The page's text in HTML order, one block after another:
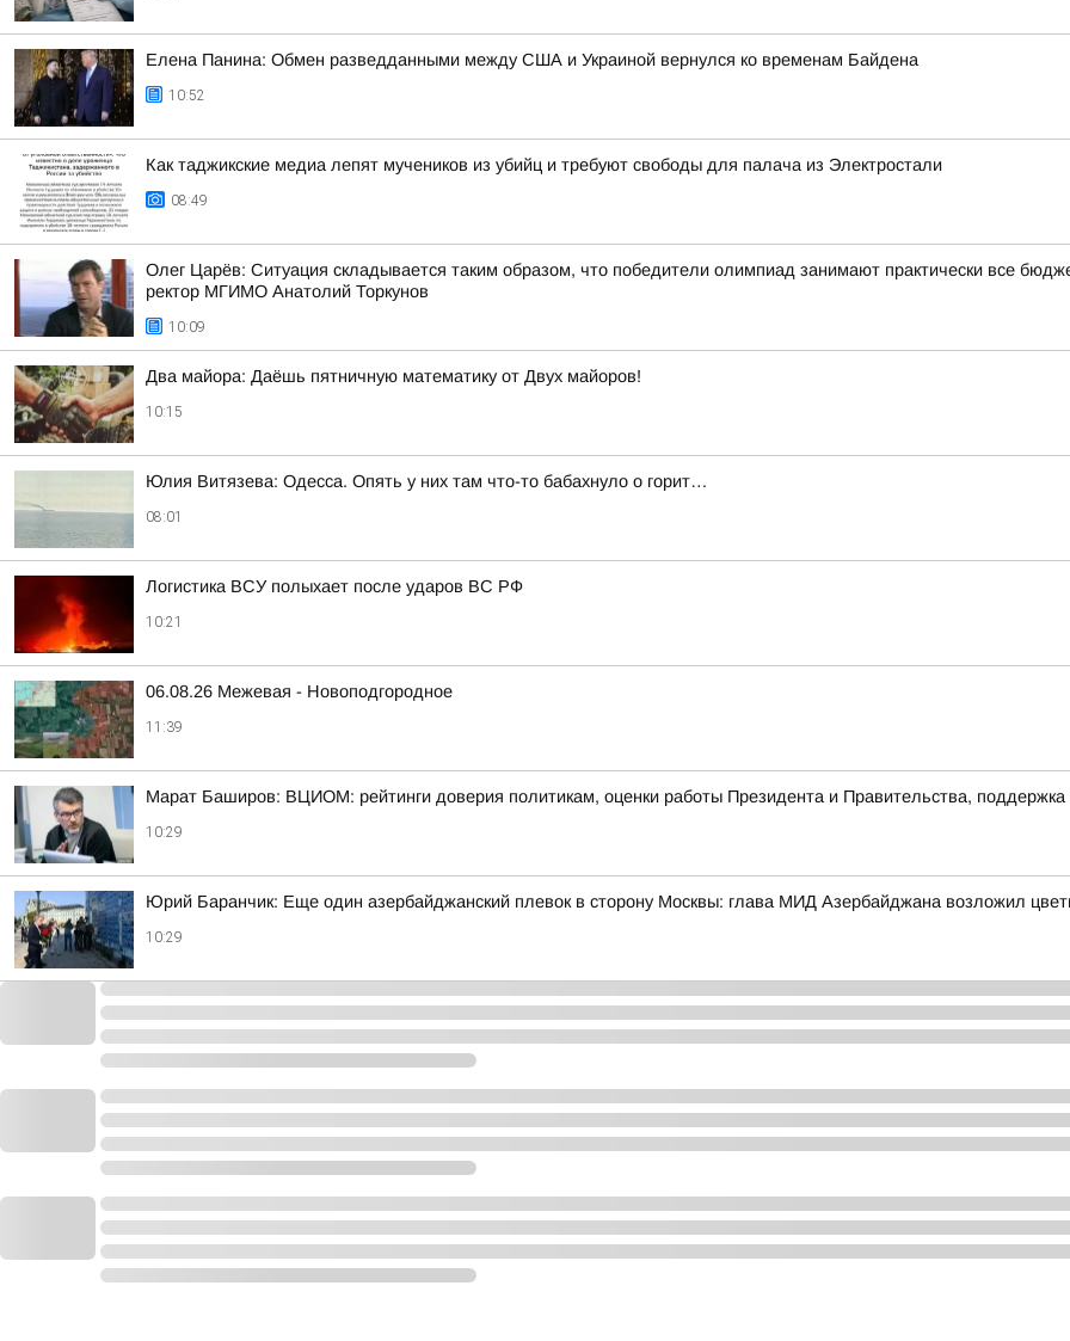
Елена Панина: Обмен разведданными между США и Украиной вернулся ко временам Байдена
10:52
Как таджикские медиа лепят мучеников из убийц и требуют свободы для палача из Электростали
08:49
Олег Царёв: Ситуация складывается таким образом, что победители олимпиад занимают практически все
ректор МГИМО Анатолий Торкунов
10:09
Два майора: Даёшь пятничную математику от Двух майоров!
10:15
Юлия Витязева: Одесса. Опять у них там что-то бабахнуло о горит…
08:01
Логистика ВСУ полыхает после ударов ВС РФ
10:21
06.08.26 Межевая - Новоподгородное
11:39
Марат Баширов: ВЦИОМ: рейтинги доверия политикам, оценки работы Президента и Правительства, поддержка
10:29
Юрий Баранчик: Еще один азербайджанский плевок в сторону Москвы: глава МИД Азербайджана возложил
10:29